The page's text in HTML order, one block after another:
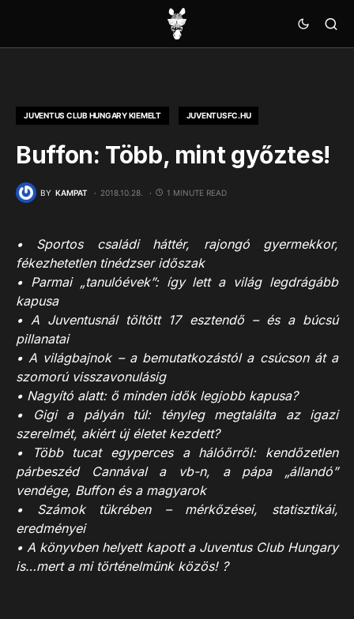
JUVENTUS CLUB HUNGARY KIEMELT JUVENTUSFC.HU
Buffon: Több, mint győztes!
BY KAMPAT 2018.10.28. 1 MINUTE READ
• Sportos családi háttér, rajongó gyermekkor,
fékezhetetlen tinédzser időszak
• Parmai „tanulóévek”: így lett a világ legdrágább
kapusa
•A Juventusnál töltött 17 esztendő – és a búcsú
pillanatai
•A világbajnok – a bemutatkozástól a csúcson át a
szomorú visszavonulásig
• Nagyító alatt: ő minden idők legjobb kapusa?
•
Gigi a pályán túl: tényleg megtalálta az igazi
szerelmét, akiért új életet kezdett?
•
Több tucat egyperces a hálóőrről: kendőzetlen
párbeszéd Cannával a vb-n, a pápa „állandó”
vendége, Buffon és a magyarok
• Számok tükrében – mérkőzései, statisztikái,
eredményei
• A könyvben helyett kapott a Juventus Club Hungary
is…mert a mi történelmünk közös! ?